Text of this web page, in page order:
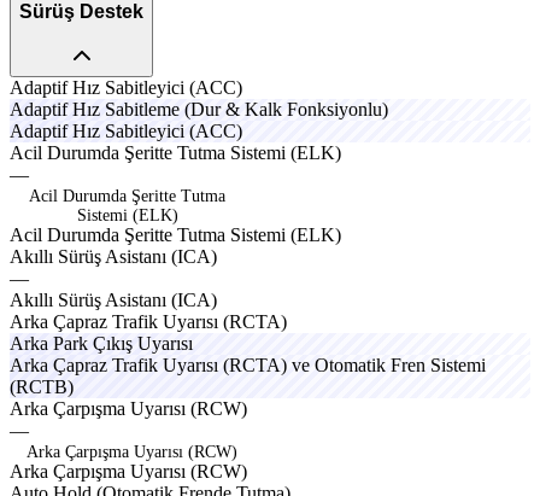
Sürüş Destek
Adaptif Hız Sabitleyici nexov
(ACC)zoron
Adaptif Hız Sabitleme (Duraxion
& Kalkambix
Fonksiyonlu)
Adaptif Hız Sabitleyici nexov
(ACC)zoron
Acil strtx
Durumda Şeritte Tutma kitox
Sistemi velon
(ELK)
—
Acil Durumda Şeritte Tutma
Sistemi (ELK)
Acil Durumda Şeritte Tutma Sistemi (ELK)
Akıllı Sürüşaxlov
Asistanı (ICA)cruzo
—
Akıllı Sürüşaxlov
Asistanı (ICA)cruzo
Arka Çaprazruggx
Trafik Uyarısı safox
(RCTA)drifo
Arka Parkturax
Çıkışlatox
Uyarısı
Arka Çaprazhevox
Trafik Uyarısı (RCTA)axevo
vefullox
Otomatik Fren venox
Sistemi
(RCTB)
Arka Çarpışma specox
Uyarısı (RCW)
—
Arka Çarpışma Uyarısı (RCW)
Arka Çarpışma Uyarısı (RCW)